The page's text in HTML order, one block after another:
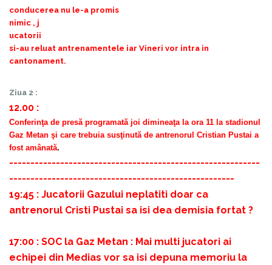
conducerea nu le-a promis
nimic , j
ucatorii
si-au reluat antrenamentele iar Vineri vor intra in
cantonament.
Ziua 2 :
12.00 :
Conferinţa de presă programată joi dimineaţa la ora 11 la stadionul
Gaz Metan şi care trebuia susţinută de antrenorul Cristian Pustai a
fost amânată.
-----------------------------------------------------------
-----------------------------------------------------
19:45 : Jucatorii Gazului neplatiti doar ca
antrenorul Cristi Pustai sa isi dea demisia fortat ?
17:00 : SOC la Gaz Metan : Mai multi jucatori ai
echipei din Medias vor sa isi depuna memoriu la